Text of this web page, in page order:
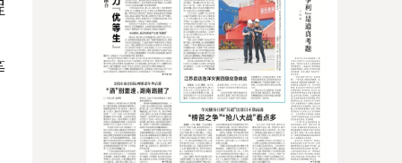
江苏法治报
江南时报
新苏商
扬子体育报
银潮